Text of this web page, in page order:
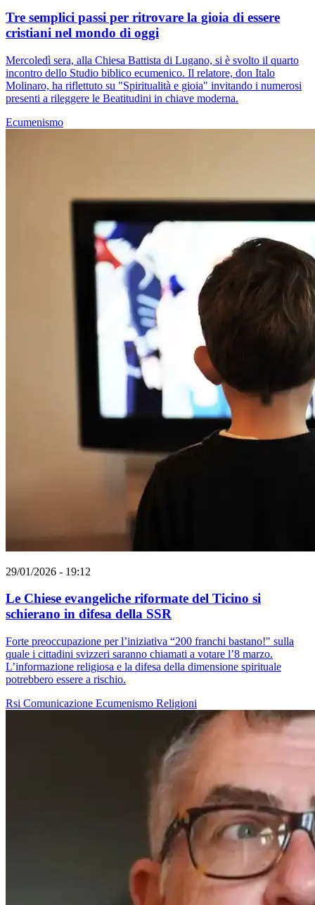
Tre semplici passi per ritrovare la gioia di essere
cristiani nel mondo di oggi
Mercoledì sera, alla Chiesa Battista di Lugano, si è svolto il quarto
incontro dello Studio biblico ecumenico. Il relatore, don Italo
Molinaro, ha riflettuto su "Spiritualità e gioia" invitando i numerosi
presenti a rileggere le Beatitudini in chiave moderna.
Ecumenismo
29/01/2026 - 19:12
Le Chiese evangeliche riformate del Ticino si
schierano in difesa della SSR
Forte preoccupazione per l’iniziativa “200 franchi bastano!" sulla
quale i cittadini svizzeri saranno chiamati a votare l’8 marzo.
L’informazione religiosa e la difesa della dimensione spirituale
potrebbero essere a rischio.
Rsi Comunicazione Ecumenismo Religioni